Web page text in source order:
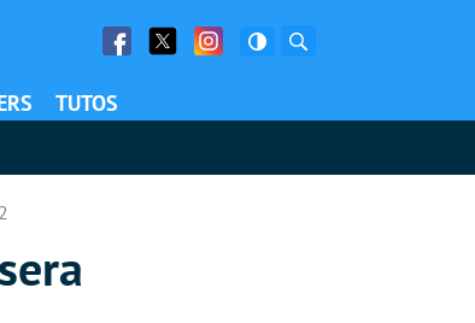
Facebook
Twitter Facebook
TUTOS